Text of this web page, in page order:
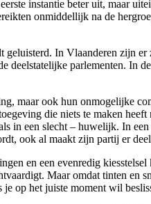
instantie beter uit, maar
onmiddellijk na de
In Vlaanderen zijn
deelstatelijke parlementen. In
maar ook hun onmogelijke
die niets te maken
in een slecht – huwelijk. In
ook al maakt zijn partij er
en een evenredig
Maar omdat tinten
op het juiste moment wil